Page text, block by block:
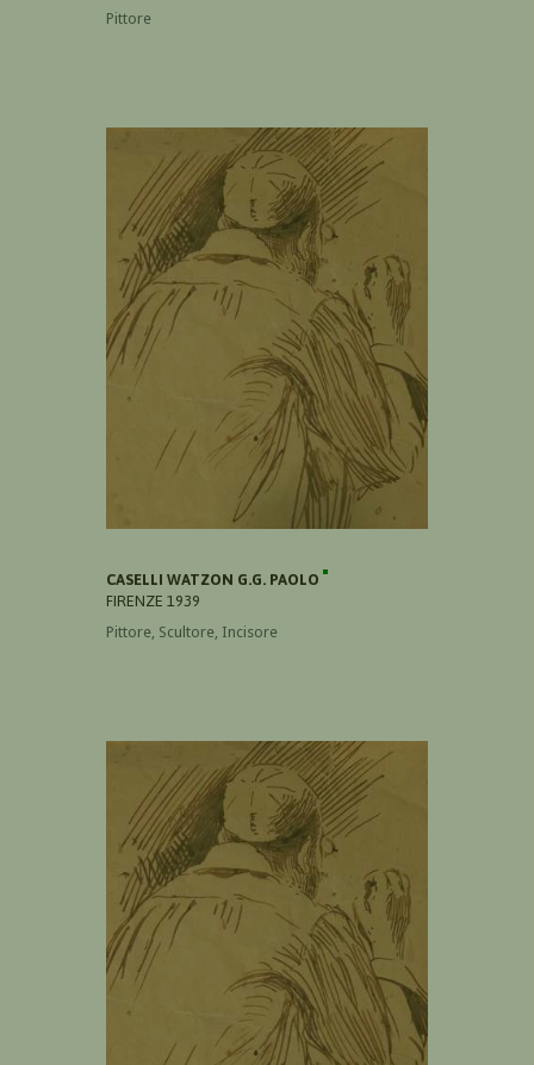
Pittore
CASELLI WATZON G.G. PAOLO
FIRENZE 1939
Pittore, Scultore, Incisore